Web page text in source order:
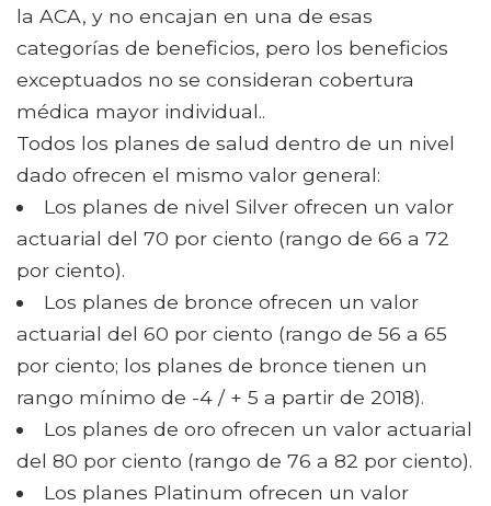
la ACA, y no encajan en una de esas
categorías de beneficios, pero los beneficios
exceptuados no se consideran cobertura
médica mayor individual..
Todos los planes de salud dentro de un nivel
dado ofrecen el mismo valor general:
Los planes de nivel Silver ofrecen un valor
actuarial del 70 por ciento (rango de 66 a 72
por ciento).
Los planes de bronce ofrecen un valor
actuarial del 60 por ciento (rango de 56 a 65
por ciento; los planes de bronce tienen un
rango mínimo de -4 / + 5 a partir de 2018).
Los planes de oro ofrecen un valor actuarial
del 80 por ciento (rango de 76 a 82 por ciento).
Los planes Platinum ofrecen un valor